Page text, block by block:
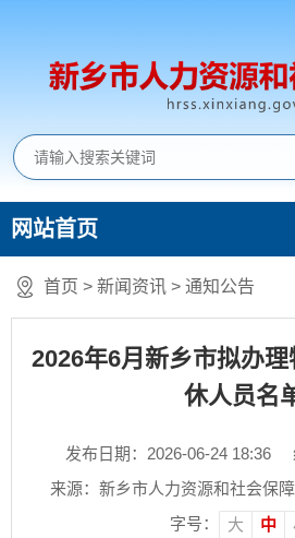
网站首页
首页 > 新闻资讯 > 通知公告
2026年6月新乡市拟办
休人员名
发布日期：2026-06-24 18:36
来源：新乡市人力资源和社会保
字号：
大 中